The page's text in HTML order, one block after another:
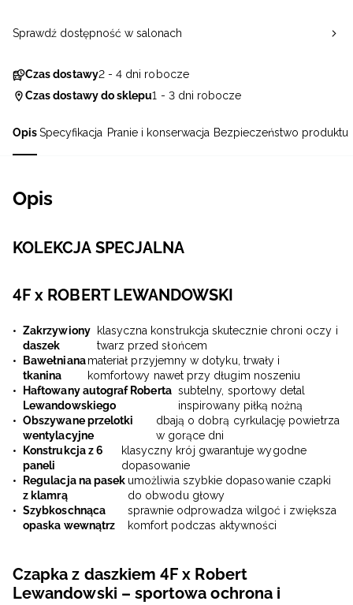
OpisSpecyfikacja Pranie i konserwacja Bezpieczeństwo produktu
Opis
KOLEKCJA SPECJALNA
4F x ROBERT LEWANDOWSKI
Zakrzywiony
daszek
klasyczna konstrukcja skutecznie chroni oczy i
twarz przed słońcem
Bawełniana
tkanina
materiał przyjemny w dotyku, trwały i
komfortowy nawet przy długim noszeniu
Haftowany autograf Roberta
Lewandowskiego
subtelny, sportowy detal
inspirowany piłką nożną
Obszywane przelotki
wentylacyjne
dbają o dobrą cyrkulację powietrza
w gorące dni
Konstrukcja z 6
paneli
klasyczny krój gwarantuje wygodne
dopasowanie
Regulacja na pasek
z klamrą
umożliwia szybkie dopasowanie czapki
do obwodu głowy
Szybkoschnąca
opaska wewnątrz
sprawnie odprowadza wilgoć i zwiększa
komfort podczas aktywności
Czapka z daszkiem 4F x Robert
Lewandowski – sportowa ochrona i
Czas dostawy2 - 4 dni robocze
Czas dostawy do sklepu1 - 3 dni robocze
Sprawdź dostępność w salonach